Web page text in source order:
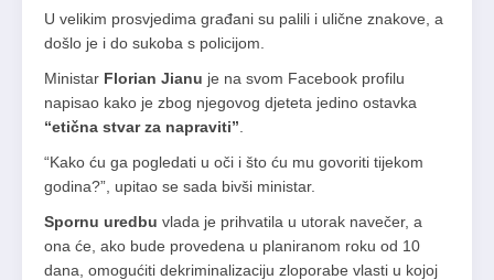
U velikim prosvjedima građani su palili i ulične znakove, a
došlo je i do sukoba s policijom.
Ministar Florian Jianu je na svom Facebook profilu
napisao kako je zbog njegovog djeteta jedino ostavka
“etična stvar za napraviti”
“Kako ću ga pogledati u oči i što ću mu govoriti tijekom
godina?”, upitao se sada bivši ministar.
Spornu uredbu vlada je prihvatila u utorak navečer, a
ona će, ako bude provedena u planiranom roku od 10
dana, omogućiti dekriminalizaciju zloporabe vlasti u kojoj